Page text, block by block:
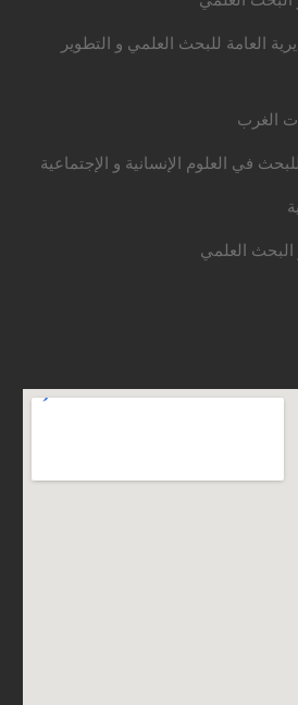
العامة للبحث العلمي و التطوير
الغرب
في العلوم الإنسانية و الإجتماعية
البحث العلمي